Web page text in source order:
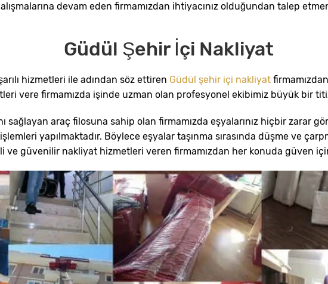
devam eden firmamızdan ihtiyacınız olduğundan talep
Güdül Şehir İçi Nakliyat
hizmetleri ile adından söz ettiren Güdül şehir içi nakliyat
vere firmamızda işinde uzman olan profesyonel ekibimiz büyük bir
araç filosuna sahip olan firmamızda eşyalarınız hiçbir zarar
yapılmaktadır. Böylece eşyalar taşınma sırasında düşme ve
ve güvenilir nakliyat hizmetleri veren firmamızdan her konuda güven